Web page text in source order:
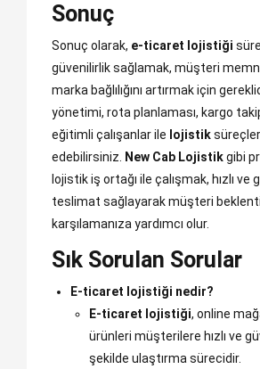
Sonuç
Sonuç olarak, e-ticaret lojistiği
güvenilirlik sağlamak, müşteri
marka bağlılığını artırmak için
yönetimi, rota planlaması, kargo
eğitimli çalışanlar ile lojistik
edebilirsiniz. New Cab Lojistikgibi
lojistik iş ortağı ile çalışmak, hızlı ve
teslimat sağlayarak müşteri
karşılamanıza yardımcı olur.
Sık Sorulan Sorular
E-ticaret lojistiği nedir?
E-ticaret lojistiği, online
ürünleri müşterilere hızlı ve
şekilde ulaştırma sürecidir.